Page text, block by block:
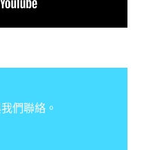
們聯絡。